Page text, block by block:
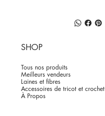
SHOP
Tous nos produits
Meilleurs vendeurs
Laines et fibres
Accessoires de tricot et crochet
À Propos